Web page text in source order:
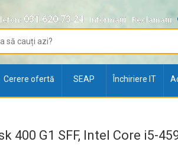
031.620.73.24 Informații Reclamații
Cerere ofertă SEAP Închiriere IT
G1 SFF, Intel Core i5-